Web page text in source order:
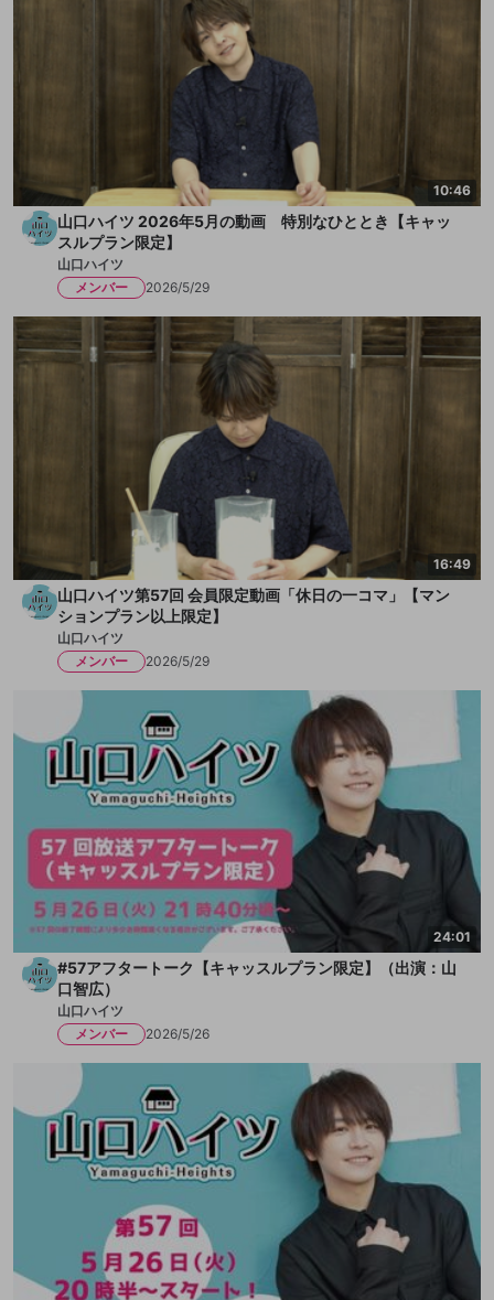
10:46
山口ハイツ 2026年5月の動画 特別なひととき【キャッ
スルプラン限定】
山口ハイツ
メンバー
2026/5/29
16:49
山口ハイツ第57回 会員限定動画「休日の一コマ」【マン
ションプラン以上限定】
山口ハイツ
メンバー
2026/5/29
24:01
#57アフタートーク【キャッスルプラン限定】（出演：山
口智広）
山口ハイツ
メンバー
2026/5/26